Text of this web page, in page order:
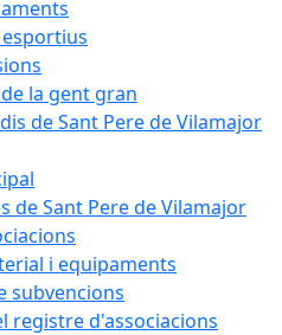
la gent gran
de Sant Pere de Vilamajor
de Sant Pere de Vilamajor
i equipaments
subvencions
registre d'associacions